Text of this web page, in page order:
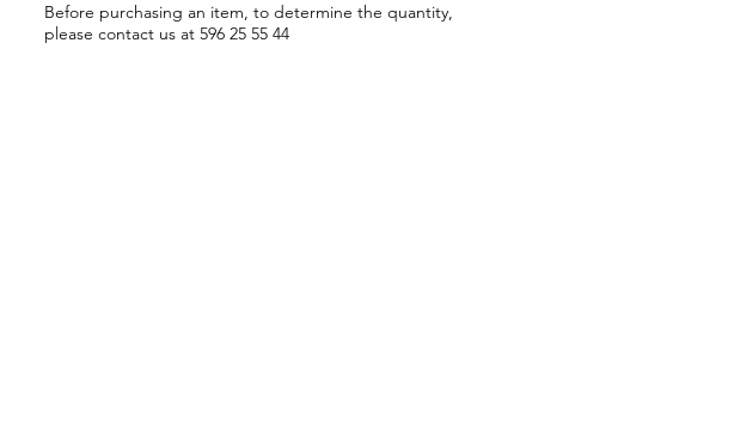
Before purchasing an item, to determine the quantity,
please contact us at 596 25 55 44